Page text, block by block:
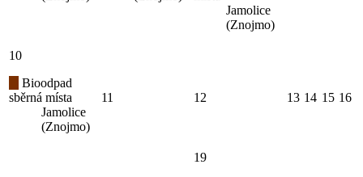
Jamolice
(Znojmo)
10
Bioodpad
sběrná místa
Jamolice
(Znojmo)
11 12 13 14 15 16
19